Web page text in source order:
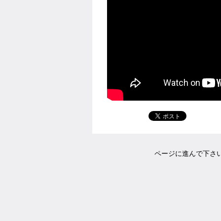
ページに進んで下